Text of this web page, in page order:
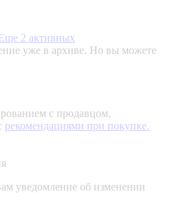
2 активных
уже в архиве. Но вы можете
с продавцом,
рекомендациями при покупке.
уведомление об изменении